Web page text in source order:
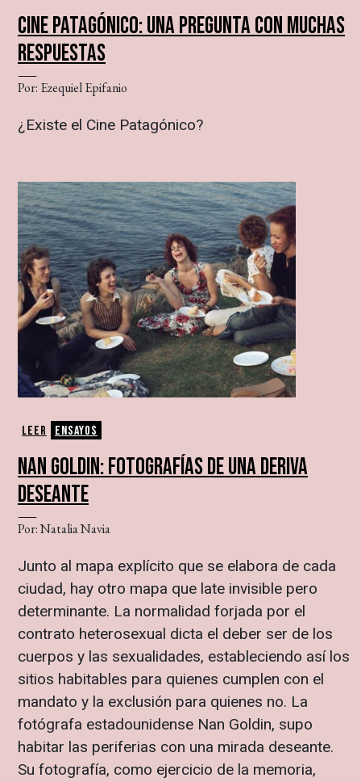
CINE PATAGÓNICO: UNA PREGUNTA CON MUCHAS
RESPUESTAS
Por: Ezequiel Epifanio
¿Existe el Cine Patagónico?
Leer Ensayos
NAN GOLDIN: FOTOGRAFÍAS DE UNA DERIVA
DESEANTE
Por: Natalia Navia
Junto al mapa explícito que se elabora de cada
ciudad, hay otro mapa que late invisible pero
determinante. La normalidad forjada por el
contrato heterosexual dicta el deber ser de los
cuerpos y las sexualidades, estableciendo así los
sitios habitables para quienes cumplen con el
mandato y la exclusión para quienes no. La
fotógrafa estadounidense Nan Goldin, supo
habitar las periferias con una mirada deseante.
Su fotografía, como ejercicio de la memoria,